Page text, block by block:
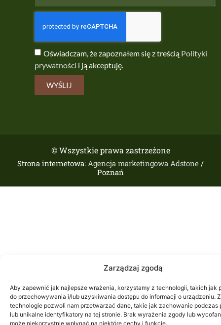
Zarządzaj zgodą
Aby zapewnić jak najlepsze wrażenia, korzystamy z technologii, takich jak
do przechowywania i/lub uzyskiwania dostępu do informacji o urządzeniu.
technologie pozwoli nam przetwarzać dane, takie jak zachowanie podczas
lub unikalne identyfikatory na tej stronie. Brak wyrażenia zgody lub
może niekorzystnie wpłynąć na niektóre cechy i funkcje.
Oświadczam, że zapoznałem się z treścią Polityki
prywatności i ją akceptuję.
WYŚLIJ
© Wszystkie prawa zastrzeżone
Strona internetowa: Agencja marketingowa Adstone /
Poznań